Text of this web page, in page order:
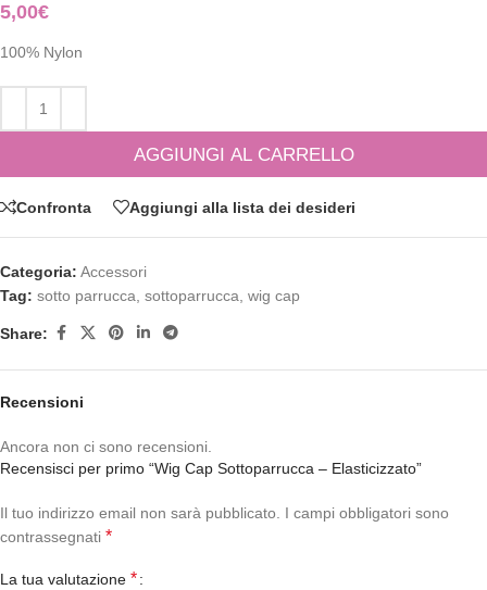
5,00€
100% Nylon
AGGIUNGI AL CARRELLO
Confronta Aggiungi alla lista dei desideri
Categoria: Accessori
Tag: sotto parrucca, sottoparrucca, wig cap
Share:
Recensioni
Ancora non ci sono recensioni.
Recensisci per primo “Wig Cap Sottoparrucca – Elasticizzato”
Il tuo indirizzo email non sarà pubblicato. I campi obbligatori sono
contrassegnati *
La tua valutazione *